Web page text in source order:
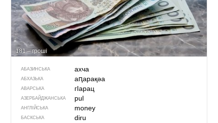
181 – гроші
АБАЗИНСЬКА ахча
АБХАЗЬКА аԥарақәа
АВАРСЬКА гIарац
АЗЕРБАЙДЖАНСЬКА pul
АНГЛІЙСЬКА money
БАСКСЬКА diru